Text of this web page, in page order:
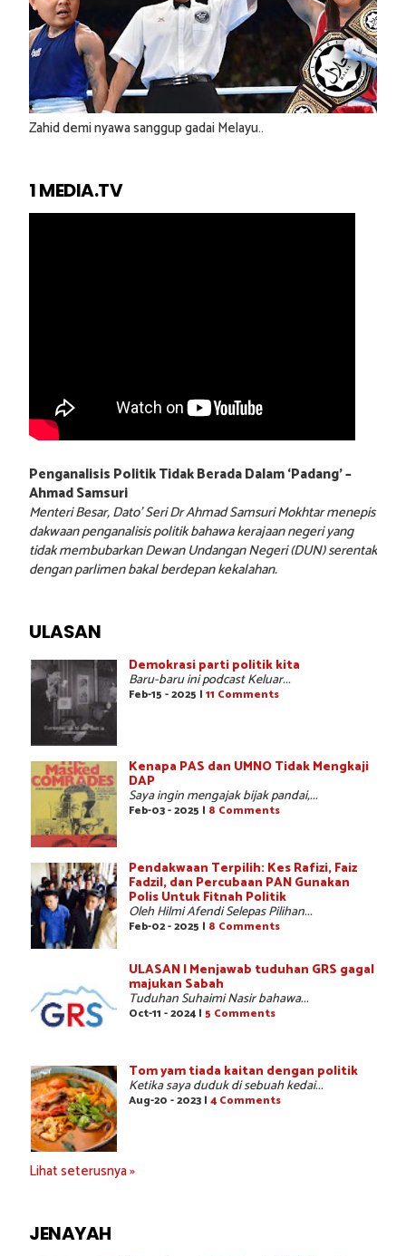
Zahid demi nyawa sanggup gadai Melayu..
1 MEDIA.TV
Penganalisis Politik Tidak Berada Dalam ‘Padang’ –
Ahmad Samsuri
Menteri Besar, Dato’ Seri Dr Ahmad Samsuri Mokhtar menepis
dakwaan penganalisis politik bahawa kerajaan negeri yang
tidak membubarkan Dewan Undangan Negeri (DUN) serentak
dengan parlimen bakal berdepan kekalahan.
ULASAN
Demokrasi parti politik kita
Baru-baru ini podcast Keluar...
Feb-15 - 2025 | 11 Comments
Kenapa PAS dan UMNO Tidak Mengkaji
DAP
Saya ingin mengajak bijak pandai,...
Feb-03 - 2025 | 8 Comments
Pendakwaan Terpilih: Kes Rafizi, Faiz
Fadzil, dan Percubaan PAN Gunakan
Polis Untuk Fitnah Politik
Oleh Hilmi Afendi Selepas Pilihan...
Feb-02 - 2025 | 8 Comments
ULASAN | Menjawab tuduhan GRS gagal
majukan Sabah
Tuduhan Suhaimi Nasir bahawa...
Oct-11 - 2024 | 5 Comments
Tom yam tiada kaitan dengan politik
Ketika saya duduk di sebuah kedai...
Aug-20 - 2023 | 4 Comments
Lihat seterusnya »
JENAYAH